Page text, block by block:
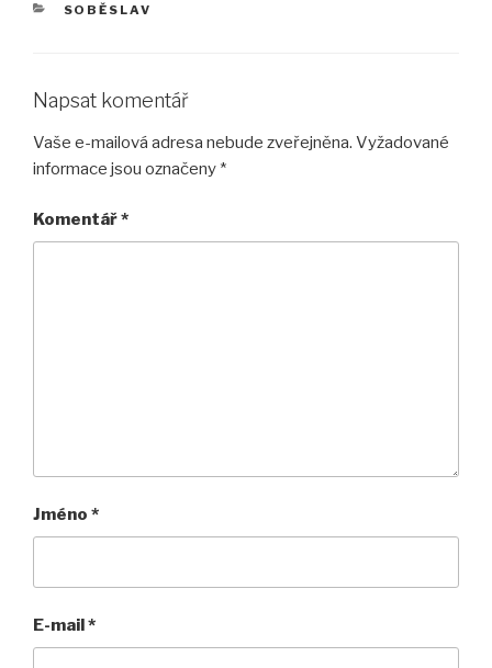
RUBRIKY
SOBĚSLAV
Napsat komentář
Vaše e-mailová adresa nebude zveřejněna. Vyžadované
informace jsou označeny *
Komentář*
Jméno *
E-mail *